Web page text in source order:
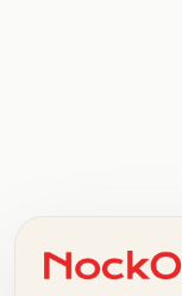
+   .   .   .